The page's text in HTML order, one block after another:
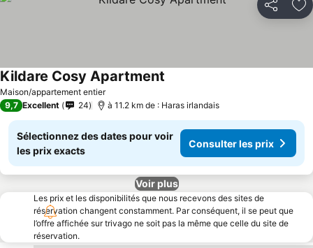
Partager
Maison/appartement entier
Kildare Cosy Apartment
9,7 Excellent 24 à 11.2 km de : Haras irlandais
Sélectionnez des dates pour voir
les prix exacts
Consulter les prix
Voir plus
Les prix et les disponibilités que nous recevons des sites de
réservation changent constamment. Par conséquent, il se peut que
l’offre affichée sur trivago ne soit pas la même que celle du site de
réservation.